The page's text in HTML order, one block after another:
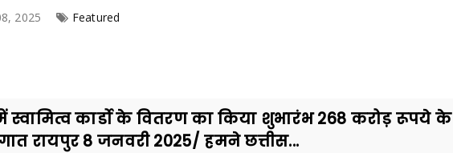
2025 Featured
स्वामित्व कार्डो के वितरण का किया शुभारंभ 268 करोड़ रूपये के
रायपुर 8 जनवरी 2025/ हमने छत्तीस...